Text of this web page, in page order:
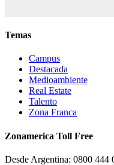
Temas
Campus
Destacada
Medioambiente
Real Estate
Talento
Zona Franca
Zonamerica Toll Free
Desde Argentina: 0800 444